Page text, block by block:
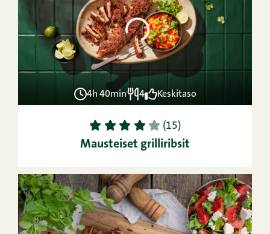
4h 40min 4 Keskitaso
1 2 3 4 5 (15)
Mausteiset grilliribsit